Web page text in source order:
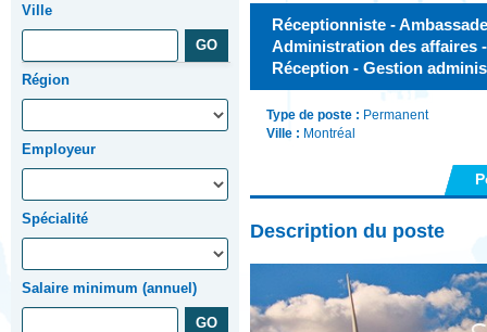
Ville
Région
Employeur
Spécialité
Salaire minimum (annuel)
Réceptionniste -
Administration des affaires
Réception - Gestion
Type de poste : Permanent
Ville : Montréal
Description du poste